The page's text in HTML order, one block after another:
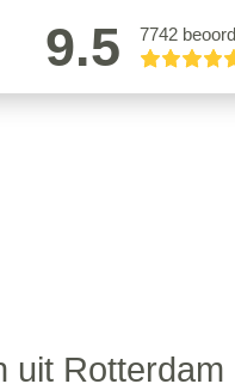
9.5 7742
uit Rotterdam